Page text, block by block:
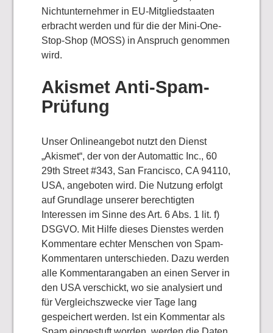
Nichtunternehmer in EU-Mitgliedstaaten
erbracht werden und für die der Mini-One-
Stop-Shop (MOSS) in Anspruch genommen
wird.
Akismet Anti-Spam-
Prüfung
Unser Onlineangebot nutzt den Dienst
„Akismet“, der von der Automattic Inc., 60
29th Street #343, San Francisco, CA 94110,
USA, angeboten wird. Die Nutzung erfolgt
auf Grundlage unserer berechtigten
Interessen im Sinne des Art. 6 Abs. 1 lit. f)
DSGVO. Mit Hilfe dieses Dienstes werden
Kommentare echter Menschen von Spam-
Kommentaren unterschieden. Dazu werden
alle Kommentarangaben an einen Server in
den USA verschickt, wo sie analysiert und
für Vergleichszwecke vier Tage lang
gespeichert werden. Ist ein Kommentar als